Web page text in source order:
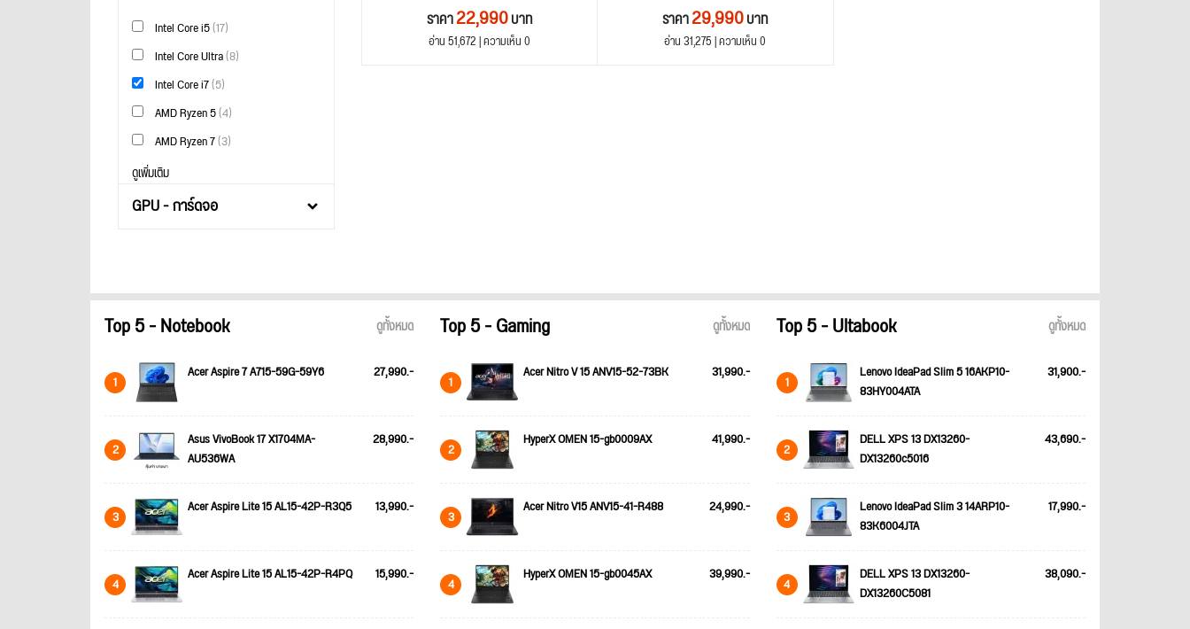
Intel Core i5(17)
Intel Core Ultra(8)
Intel Core i7(5)
AMD Ryzen 5(4)
AMD Ryzen 7(3)
ดูเพิ่มเติม
GPU - การ์ดจอ
ราคา22,990บาท
อ่าน 51,672 | ความเห็น 0
ราคา29,990บาท
อ่าน 31,275 | ความเห็น 0
Top 5 - Notebook ดูทั้งหมด
1 Acer Aspire 7 A715-59G-59Y6 27,990.-
2
Asus VivoBook 17 X1704MA-
AU536WA
28,990.-
3 Acer Aspire Lite 15 AL15-42P-R3Q5 13,990.-
4 Acer Aspire Lite 15 AL15-42P-R4PQ 15,990.-
Top 5 - Gaming ดูทั้งหมด
1 Acer Nitro V 15 ANV15-52-73BK 31,990.-
2 HyperX OMEN 15-gb0009AX 41,990.-
3 Acer Nitro V15 ANV15-41-R488 24,990.-
4 HyperX OMEN 15-gb0045AX 39,990.-
Top 5 - Ultabook ดูทั้งหมด
1
Lenovo IdeaPad Slim 5 16AKP10-
83HY004ATA
31,900.-
2
DELL XPS 13 DX13260-
DX13260c5016
43,690.-
3
Lenovo IdeaPad Slim 3 14ARP10-
83K6004JTA
17,990.-
4
DELL XPS 13 DX13260-
DX13260C5081
38,090.-